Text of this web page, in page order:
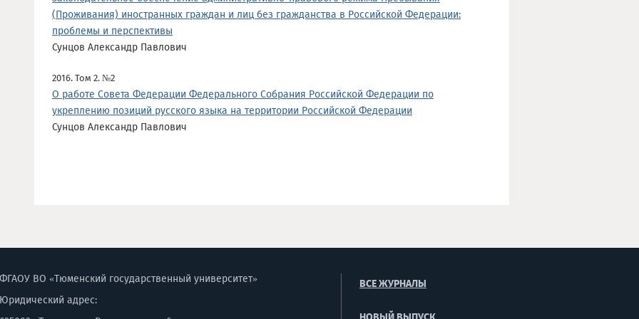
(Проживания) иностранных граждан и лиц без гражданства в Российской Федерации:
проблемы и перспективы
Сунцов Александр Павлович
2016. Том 2. №2
О работе Совета Федерации Федерального Собрания Российской Федерации по
укреплению позиций русского языка на территории Российской Федерации
Сунцов Александр Павлович
ФГАОУ ВО «Тюменский государственный университет»
Юридический адрес:
ВСЕ ЖУРНАЛЫ